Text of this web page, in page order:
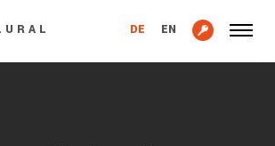
DE EN